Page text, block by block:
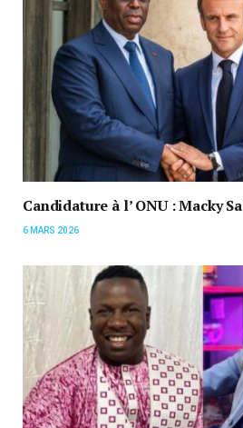
Candidature à l’ ONU : Macky
6 MARS 2026